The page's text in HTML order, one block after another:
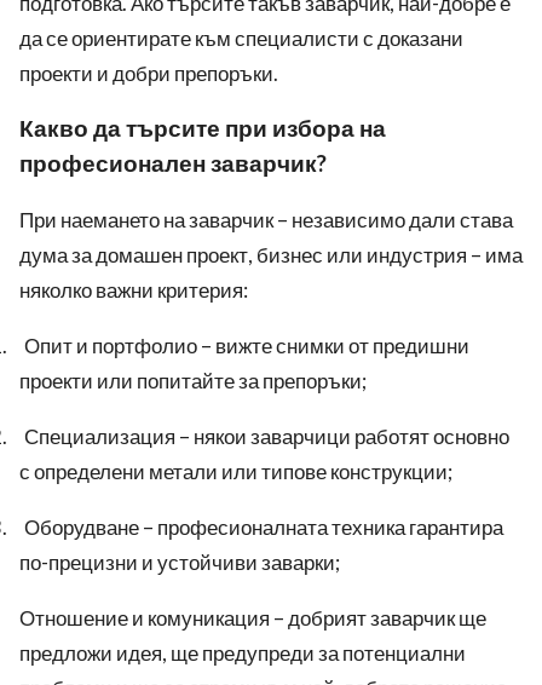
да се ориентирате къмспециалисти с доказани
проекти и добри препоръки.
Какво да търсите при избора на
професионален заварчик?
При наемането на заварчик – независимо дали става
дума за домашен проект, бизнес или индустрия – има
няколко важни критерия:
Опит и портфолио – вижте снимки от предишни
проекти или попитайте за препоръки;
Специализация – някои заварчици работят основно
с определени метали или типове конструкции;
Оборудване – професионалната техника гарантира
по-прецизни и устойчиви заварки;
Отношение и комуникация – добриятзаварчикще
предложи идея, ще предупреди за потенциални